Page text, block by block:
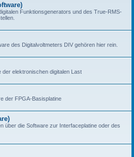
Funktionsgenerators und des True-RMS-
des Digitalvoltmeters DIV gehören hier rein.
der elektronischen digitalen Last
der FPGA-Basisplatine
über die Software zur Interfaceplatine oder des